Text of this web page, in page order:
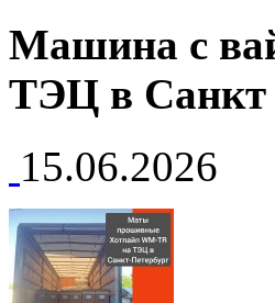
Машина с
ТЭЦ в Санкт
15.06.2026